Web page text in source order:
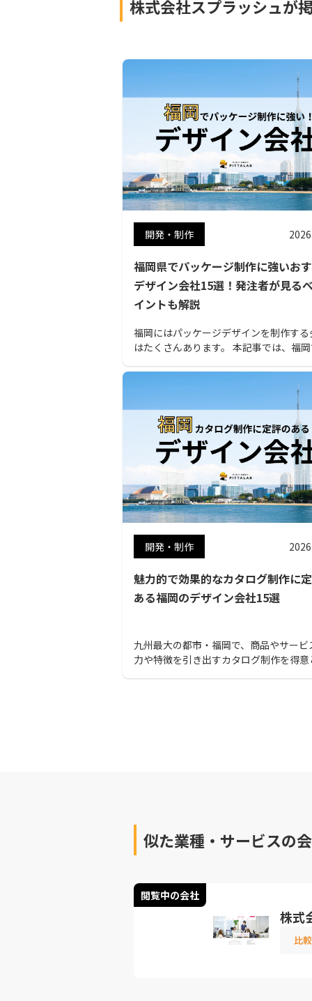
株式会社スプラッシュが
開発・制作
福岡県でパッケージ制作に強いお
デザイン会社15選！発注者が見る
イントも解説
福岡にはパッケージデザインを制作する
はたくさんあります。 本記事では、福
社のニーズにマッチしたデザイン会社
かりますよ。
開発・制作
魅力的で効果的なカタログ制作に
ある福岡のデザイン会社15選
九州最大の都市・福岡で、商品やサービ
力や特徴を引き出すカタログ制作を得意
似た業種・サービスの
閲覧中の会社
株式
比